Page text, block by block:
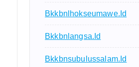
Bkkbnlhokseumawe.id
Bkkbnlangsa.id
Bkkbnsubulussalam.id